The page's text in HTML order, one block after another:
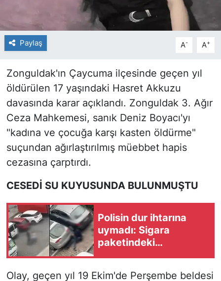
Paylaş A- A+
Zonguldak'ın Çaycuma ilçesinde geçen yıl
öldürülen 17 yaşındaki Hasret Akkuzu
davasında karar açıklandı. Zonguldak 3. Ağır
Ceza Mahkemesi, sanık Deniz Boyacı'yı
"kadına ve çocuğa karşı kasten öldürme"
suçundan ağırlaştırılmış müebbet hapis
cezasına çarptırdı.
CESEDİ SU KUYUSUNDA BULUNMUŞTU
Polisin dur ihtarına
uymadı: Sigara
paketindeki
Olay, geçen yıl 19 Ekim'de Perşembe beldesi